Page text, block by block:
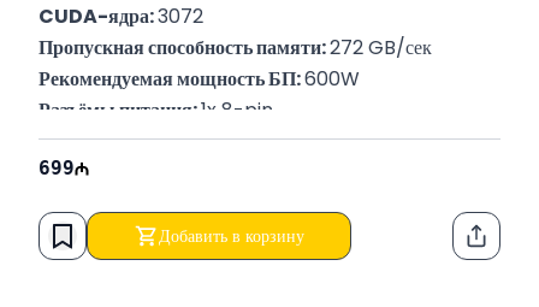
CUDA-ядра: 3072
Пропускная способность памяти: 272 GB/сек
Рекомендуемая мощность БП: 600W
Разъёмы питания: 1x 8-pin
P/N: NE64060019P1-1070D
Гарантия:
699
Добавить в корзину